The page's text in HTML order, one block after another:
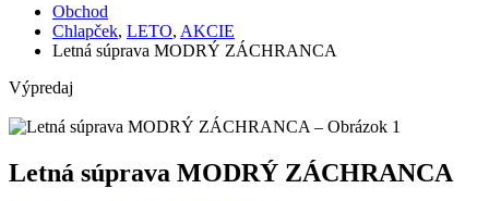
Obchod
Chlapček, LETO, AKCIE
Letná súprava MODRÝ ZÁCHRANCA
Výpredaj
Letná súprava MODRÝ ZÁCHRANCA